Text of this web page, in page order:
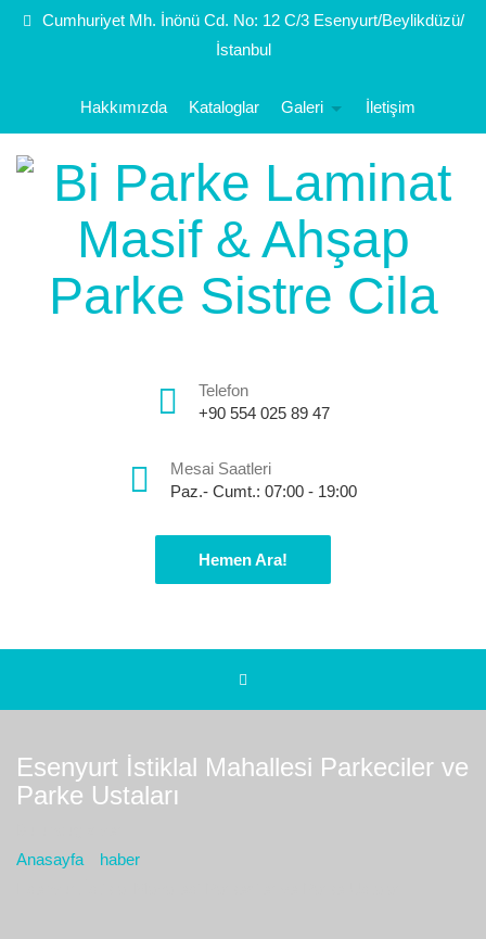
Cumhuriyet Mh. İnönü Cd. No: 12 C/3 Esenyurt/Beylikdüzü/
İstanbul
Hakkımızda Kataloglar Galeri İletişim
Telefon
+90 554 025 89 47
Mesai Saatleri
Paz.- Cumt.: 07:00 - 19:00
Hemen Ara!
Esenyurt İstiklal Mahallesi Parkeciler ve
Parke Ustaları
Anasayfa
haber